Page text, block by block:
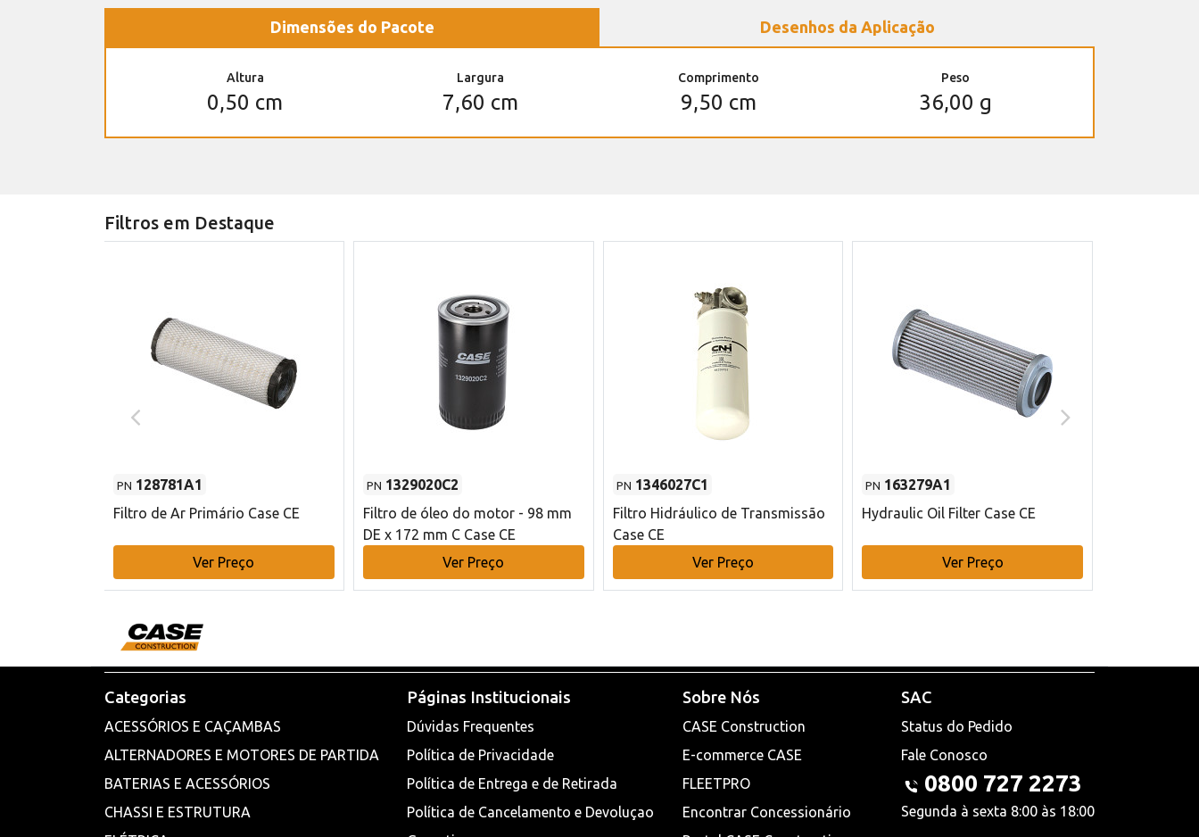
Dimensões do Pacote Desenhos da Aplicação
Altura
0,50 cm
Largura
7,60 cm
Comprimento
9,50 cm
Peso
36,00 g
Filtros em Destaque
PN 128781A1
Filtro de Ar Primário Case CE
Ver Preço
PN 1329020C2
Filtro de óleo do motor - 98 mm
DE x 172 mm C Case CE
Ver Preço
PN 1346027C1
Filtro Hidráulico de Transmissão
Case CE
Ver Preço
PN 163279A1
Hydraulic Oil Filter Case CE
Ver Preço
Categorias
ACESSÓRIOS E CAÇAMBAS
ALTERNADORES E MOTORES DE PARTIDA
BATERIAS E ACESSÓRIOS
CHASSI E ESTRUTURA
Páginas Institucionais
Dúvidas Frequentes
Política de Privacidade
Política de Entrega e de Retirada
Política de Cancelamento e Devoluçao
Sobre Nós
CASE Construction
E-commerce CASE
FLEETPRO
Encontrar Concessionário
SAC
Status do Pedido
Fale Conosco
0800 727 2273
Segunda à sexta 8:00 às 18:00